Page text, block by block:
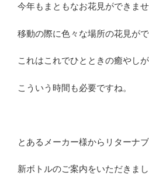
今年もまともなお花見ができま
移動の際に色々な場所の花見が
これはこれでひとときの癒やし
こういう時間も必要ですね。
とあるメーカー様からリターナ
新ボトルのご案内をいただきまし